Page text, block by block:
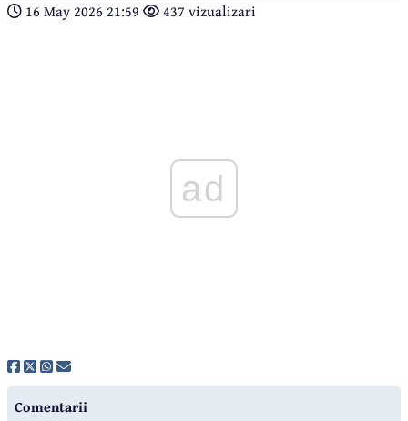
16 May 2026 21:59 437 vizualizari
ad
Comentarii